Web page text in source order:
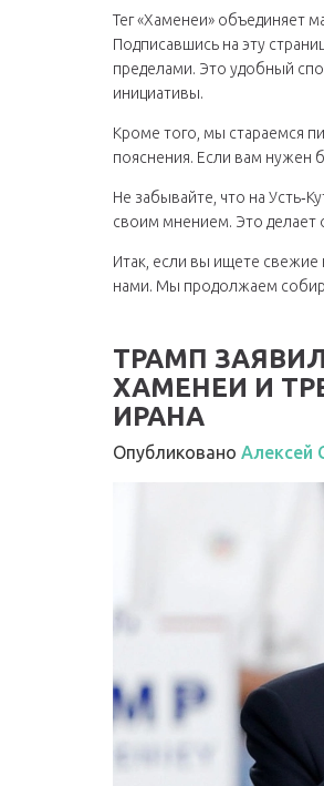
Тег «Хаменеи» объединяет
Подписавшись на эту
пределами. Это удобный
инициативы.
Кроме того, мы стараемся
пояснения. Если вам нужен
Не забывайте, что на
своим мнением. Это делает
Итак, если вы ищете свежие
нами. Мы продолжаем
ТРАМП
ХАМЕНЕИ И
ИРАНА
Опубликовано Алексей